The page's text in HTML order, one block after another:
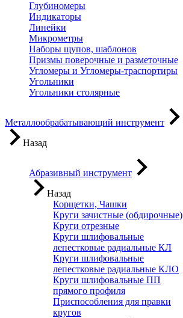
Глубиномеры
Индикаторы
Линейки
Микрометры
Наборы щупов, шаблонов
Призмы поверочные и разметочные
Угломеры и Угломеры-траспортиры
Угольники
Угольники столярные
Металлообрабатывающий инструмент
Назад
Абразивный инструмент
Назад
Корщетки, Чашки
Круги зачистные (обдирочные)
Круги отрезные
Круги шлифовальные
лепестковые радиальные КЛ
Круги шлифовальные
лепестковые радиальные КЛО
Круги шлифовальные ПП
прямого профиля
Приспособления для правки
кругов